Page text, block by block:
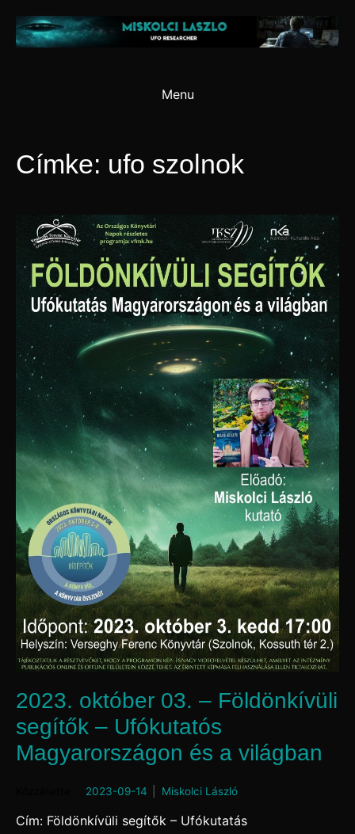
content
Menu
Címke: ufo szolnok
2023. október 03. – Földönkívüli
segítők – Ufókutatós
Magyarországon és a világban
2023-09-14by Miskolci László
Cím: Földönkívüli segítők – Ufókutatás